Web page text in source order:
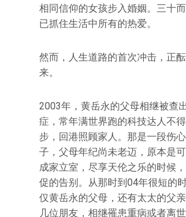
相同信仰的女孩步入婚姻。三十
已抓住生活中所有的热爱。
然而，人生道路的首次冲击，正
来。
2003年，黄岳永的父母相继被查
症，常年满世界跑的科技达人不
步，回港照顾家人。那是一段伤
子，父母年纪尚未老迈，原本是
成家立室，尽享天伦之乐的时候
促的告别。从那时到04年很短的
仅黄岳永的父母，还有太太的父
几位朋友，相继罹患重病或者离